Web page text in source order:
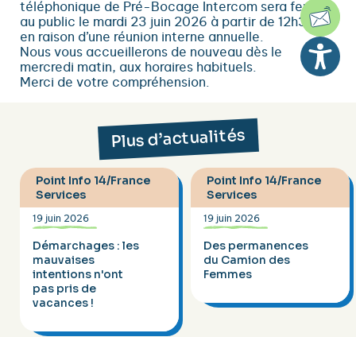
téléphonique de Pré-Bocage Intercom sera fermé
au public le mardi 23 juin 2026 à partir de 12h30,
en raison d’une réunion interne annuelle.
Nous vous accueillerons de nouveau dès le
mercredi matin, aux horaires habituels.
Merci de votre compréhension.
Plus d’actualités
Point Info 14/France
Services
19 juin 2026
Démarchages : les
mauvaises
intentions n'ont
pas pris de
vacances !
Point Info 14/France
Services
19 juin 2026
Des permanences
du Camion des
Femmes